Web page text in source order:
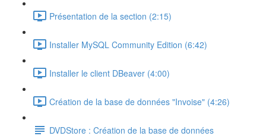
Présentation de la section (2:15)
Installer MySQL Community Edition (6:42)
Installer le client DBeaver (4:00)
Création de la base de données "Invoise" (4:26)
DVDStore : Création de la base de données